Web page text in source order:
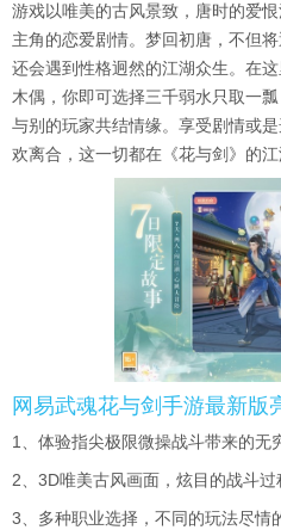
游戏以唯美的古风景致，唐时的爱
主角的恋爱剧情。梦回初唐，不但
还会遇到性格迥然的江湖众生。在
木偶，你即可选择三千弱水只取一
与别的玩家共结情缘。享受剧情或
欢离合，这一切都在《花与剑》的江
网易武魂花与剑手游最新版
1、体验指尖极限微操战斗带来的无
2、3D唯美古风画面，炫目的战斗过
3、多种职业选择，不同的玩法尽情